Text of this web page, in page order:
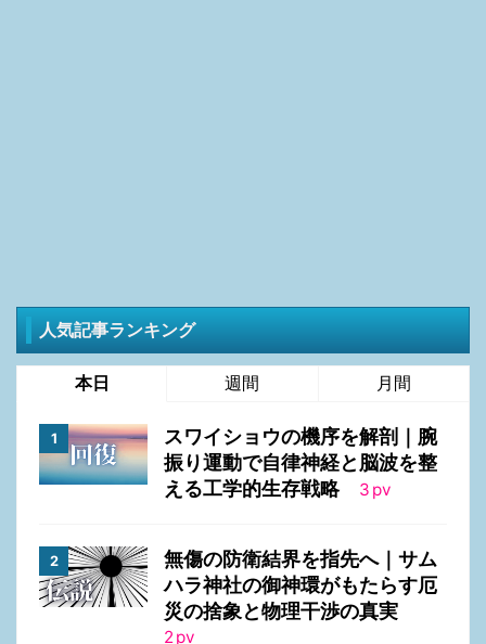
人気記事ランキング
本日 週間 月間
スワイショウの機序を解剖｜腕
振り運動で自律神経と脳波を整
える工学的生存戦略
3 pv
無傷の防衛結界を指先へ｜サム
ハラ神社の御神環がもたらす厄
災の捨象と物理干渉の真実
2 pv